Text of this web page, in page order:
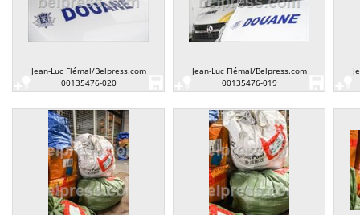
Jean-Luc Flémal/Belpress.com
00135476-020
Jean-Luc Flémal/Belpress.com
00135476-019